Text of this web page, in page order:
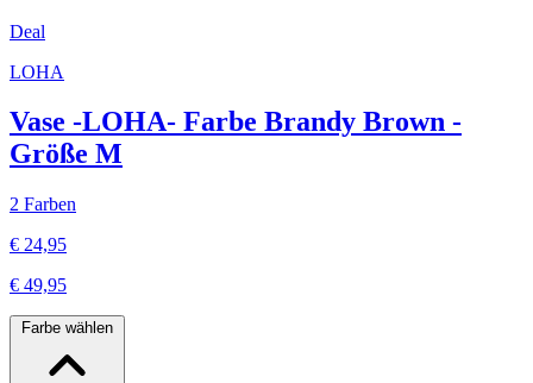
Deal
LOHA
Vase -LOHA- Farbe Brandy Brown -
Größe M
2 Farben
€ 24,95
€ 49,95
Farbe wählen